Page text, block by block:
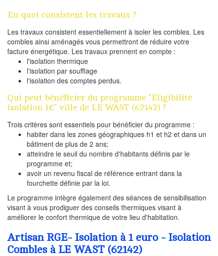
En quoi consistent les travaux ?
Les travaux consistent essentiellement à isoler les combles. Les
combles ainsi aménagés vous permettront de réduire votre
facture énergétique. Les travaux prennent en compte :
l'isolation thermique
l'isolation par soufflage
l'isolation des comptes perdus.
Qui peut bénéficier du programme "Eligibilité
isolation 1€" ville de LE WAST (62142) ?
Trois critères sont essentiels pour bénéficier du programme :
habiter dans les zones géographiques h1 et h2 et dans un
bâtiment de plus de 2 ans;
atteindre le seuil du nombre d'habitants définis par le
programme et;
avoir un revenu fiscal de référence entrant dans la
fourchette définie par la loi.
Le programme intègre également des séances de sensibilisation
visant à vous prodiguer des conseils thermiques visant à
améliorer le confort thermique de votre lieu d'habitation.
Artisan RGE- Isolation à 1 euro - Isolation
Combles à LE WAST (62142)